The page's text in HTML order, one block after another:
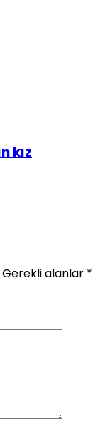
kız
Gerekli alanlar *